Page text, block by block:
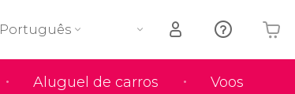
Aluguel de carros Voos
Português
O seu carrinho está vazio